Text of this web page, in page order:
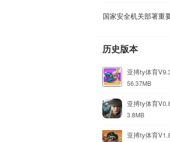
国家安全机关部署重
历史版本
亚搏ty体育
56.37MB
亚搏ty体育
3.8MB
亚搏ty体育